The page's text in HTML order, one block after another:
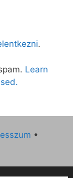
.
Learn
•